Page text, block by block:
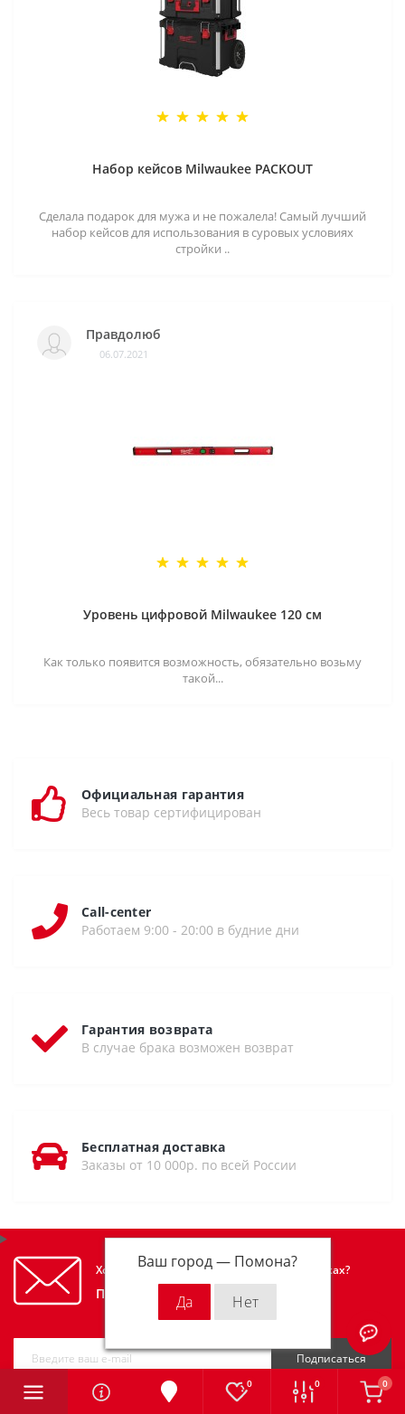
Ваш город — Помона?
0 0 0
Набор кейсов Milwaukee PACKOUT
Сделала подарок для мужа и не пожалела! Самый лучший
набор кейсов для использования в суровых условиях
стройки ..
Правдолюб
06.07.2021
Уровень цифровой Milwaukee 120 см
Как только появится возможность, обязательно возьму
такой...
Официальная гарантия
Весь товар сертифицирован
Call-center
Работаем 9:00 - 20:00 в будние дни
Гарантия возврата
В случае брака возможен возврат
Бесплатная доставка
Заказы от 10 000р. по всей России
Хотите узнавать первым об акциях и скидках?
Подпишитесь на нашу рассылку
Подписаться